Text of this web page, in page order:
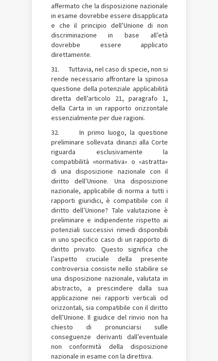
affermato che la disposizione nazionale
in esame dovrebbe essere disapplicata
e che il principio dell’Unione di non
discriminazione in base all’età
dovrebbe essere applicato
direttamente.
31. Tuttavia, nel caso di specie, non si
rende necessario affrontare la spinosa
questione della potenziale applicabilità
diretta dell’articolo 21, paragrafo 1,
della Carta in un rapporto orizzontale
essenzialmente per due ragioni.
32. In primo luogo, la questione
preliminare sollevata dinanzi alla Corte
riguarda esclusivamente la
compatibilità «normativa» o «astratta»
di una disposizione nazionale con il
diritto dell’Unione. Una disposizione
nazionale, applicabile di norma a tutti i
rapporti giuridici, è compatibile con il
diritto dell’Unione? Tale valutazione è
preliminare e indipendente rispetto ai
potenziali successivi rimedi disponibili
in uno specifico caso di un rapporto di
diritto privato. Questo significa che
l’aspetto cruciale della presente
controversia consiste nello stabilire se
una disposizione nazionale, valutata in
abstracto, a prescindere dalla sua
applicazione nei rapporti verticali od
orizzontali, sia compatibile con il diritto
dell’Unione. Il giudice del rinvio non ha
chiesto di pronunciarsi sulle
conseguenze derivanti dall’eventuale
non conformità della disposizione
nazionale in esame con la direttiva.